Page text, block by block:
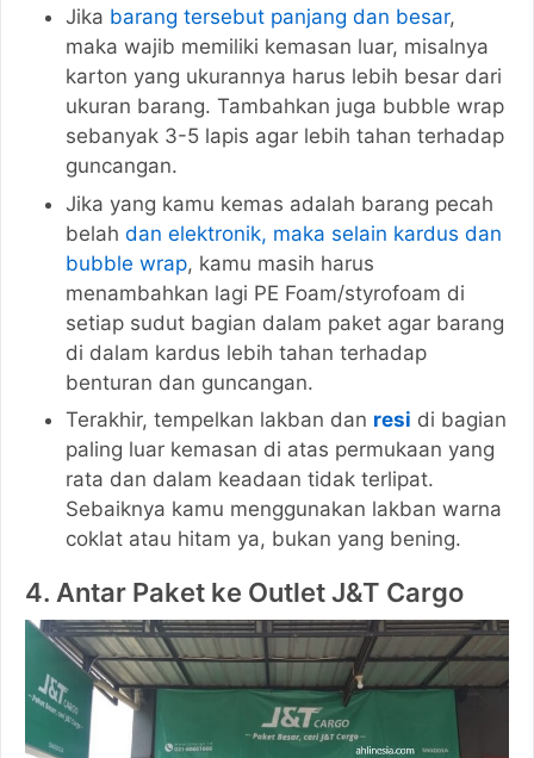
Jika barang tersebut panjang dan besar,
maka wajib memiliki kemasan luar, misalnya
karton yang ukurannya harus lebih besar dari
ukuran barang. Tambahkan juga bubble wrap
sebanyak 3-5 lapis agar lebih tahan terhadap
guncangan.
Jika yang kamu kemas adalah barang pecah
belah dan elektronik, maka selain kardus dan
bubble wrap, kamu masih harus
menambahkan lagi PE Foam/styrofoam di
setiap sudut bagian dalam paket agar barang
di dalam kardus lebih tahan terhadap
benturan dan guncangan.
Terakhir, tempelkan lakban dan resi di bagian
paling luar kemasan di atas permukaan yang
rata dan dalam keadaan tidak terlipat.
Sebaiknya kamu menggunakan lakban warna
coklat atau hitam ya, bukan yang bening.
4. Antar Paket ke Outlet J&T Cargo